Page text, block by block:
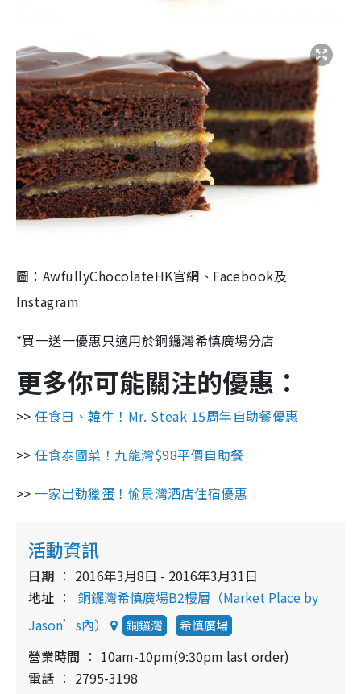
圖：AwfullyChocolateHK官網、Facebook及
Instagram
*買一送一優惠只適用於銅鑼灣希慎廣場分店
更多你可能關注的優惠：
>>任食日、韓牛！Mr. Steak 15周年自助餐優惠
>>任食泰國菜！九龍灣$98平價自助餐
>> 一家出動獵蛋！愉景灣酒店住宿優惠
活動資訊
日期
2016年3月8日 - 2016年3月31日
地址
銅鑼灣希慎廣場B2樓層（Market Place by
Jason’s內）
銅鑼灣 希慎廣場
營業時間
10am-10pm(9:30pm last order)
電話
2795-3198